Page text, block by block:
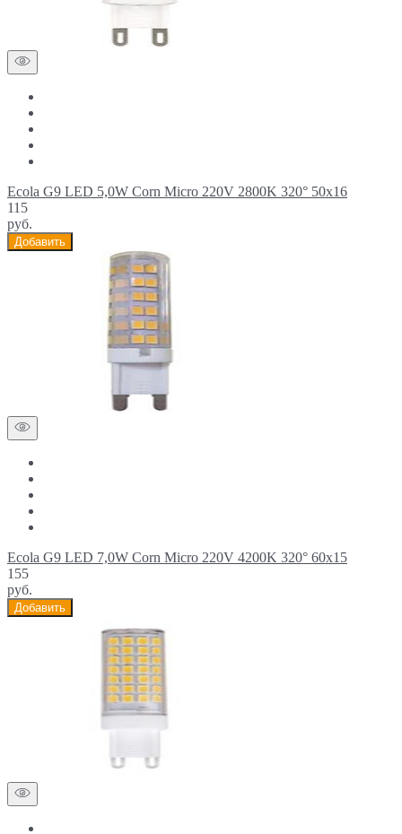
Ecola G9 LED 5,0W Corn Micro 220V 2800K 320° 50x16
115
руб.
Добавить
Ecola G9 LED 7,0W Corn Micro 220V 4200K 320° 60x15
155
руб.
Добавить